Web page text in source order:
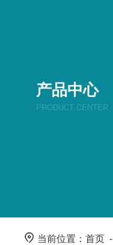
产品中心
PRODUCT CENTER
当前位置：首页 -